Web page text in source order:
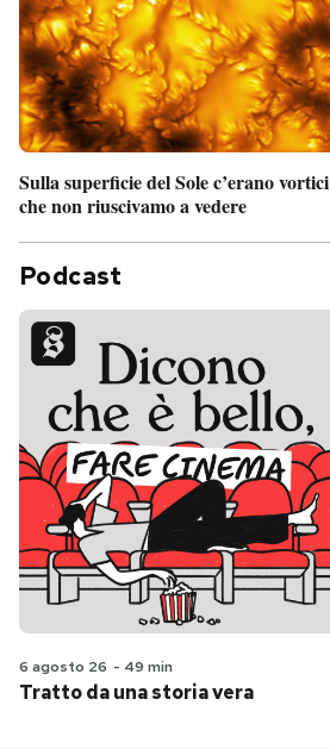
Sulla superficie del Sole c’erano vortici
che non riuscivamo a vedere
Podcast
6 agosto 26 - 49 min
Tratto da una storia vera